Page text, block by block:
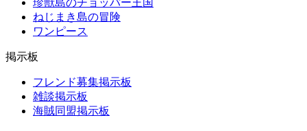
珍獣島のチョッパー王国
ねじまき島の冒険
ワンピース
掲示板
フレンド募集掲示板
雑談掲示板
海賊同盟掲示板